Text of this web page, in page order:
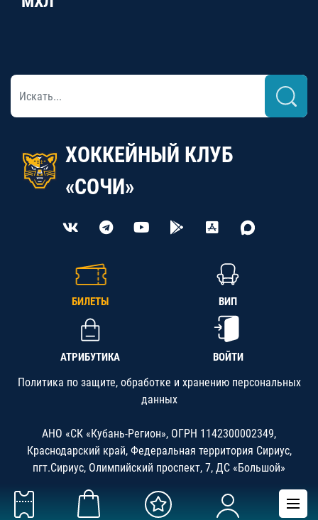
ХОККЕЙНЫЙ КЛУБ
«СОЧИ»
БИЛЕТЫ ВИП
АТРИБУТИКА ВОЙТИ
Политика по защите, обработке и хранению персональных
данных
АНО «СК «Кубань-Регион», ОГРН 1142300002349,
Краснодарский край, Федеральная территория Сириус,
пгт.Сириус, Олимпийский проспект, 7, ДС «Большой»